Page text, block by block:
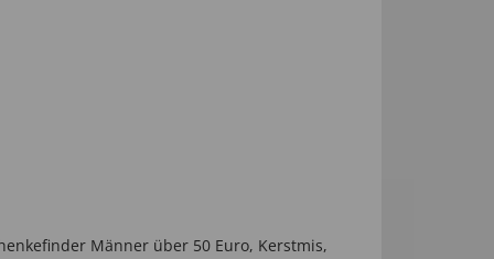
Männer über 50 Euro, Kerstmis,